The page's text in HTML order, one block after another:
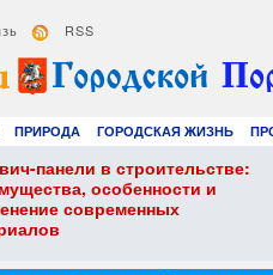
RSS
ПРИРОДА ГОРОДСКАЯ ЖИЗНЬ
панели в строительстве:
особенности и
современных